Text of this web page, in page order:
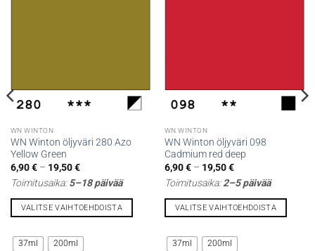
WN WINTON
WN Winton öljyväri 280 Azo
Yellow Green
6,90€ – 19,50€Hintaluokka:
-
Toimitusaika:5–18 päivää
VALITSE VAIHTOEHDOISTA
tuotteella
37ml 200ml
WN WINTON
WN Winton öljyväri 098
Cadmium red deep
6,90€ – 19,50€Hintaluokka:
-
Toimitusaika:2–5 päivää
VALITSE VAIHTOEHDOISTA
tuotteella
37ml 200ml